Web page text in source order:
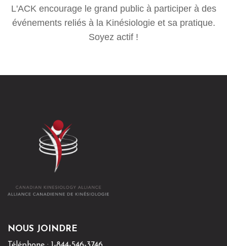
L'ACK encourage le grand public à participer à des
événements reliés à la Kinésiologie et sa pratique.
Soyez actif !